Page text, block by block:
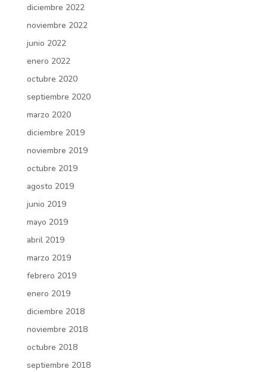
diciembre 2022
noviembre 2022
junio 2022
enero 2022
octubre 2020
septiembre 2020
marzo 2020
diciembre 2019
noviembre 2019
octubre 2019
agosto 2019
junio 2019
mayo 2019
abril 2019
marzo 2019
febrero 2019
enero 2019
diciembre 2018
noviembre 2018
octubre 2018
septiembre 2018